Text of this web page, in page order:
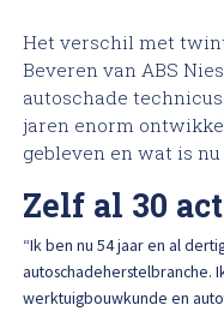
Lakschade herstellen
Spotrepair
Steenslag herstellen
Velgen herstellen
Bel
Het verschil met
Beveren van ABS
autoschade
jaren enorm
gebleven en wat is
Zelf al 30
“Ik ben nu 54 jaar en al
autoschadeherstelbranche.
werktuigbouwkunde en